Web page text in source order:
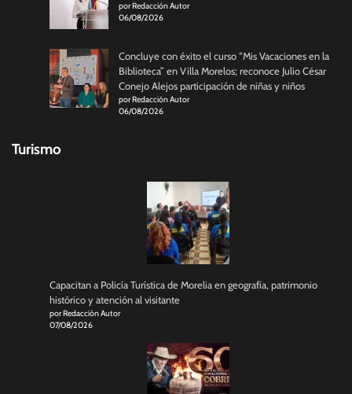
por Redacción Autor
06/08/2026
Concluye con éxito el curso “Mis Vacaciones en la
Biblioteca” en Villa Morelos; reconoce Julio César
Conejo Alejos participación de niñas y niños
por Redacción Autor
06/08/2026
Turismo
Capacitan a Policía Turística de Morelia en geografía, patrimonio
histórico y atención al visitante
por Redacción Autor
07/08/2026